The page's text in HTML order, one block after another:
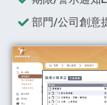
部門/公司創意